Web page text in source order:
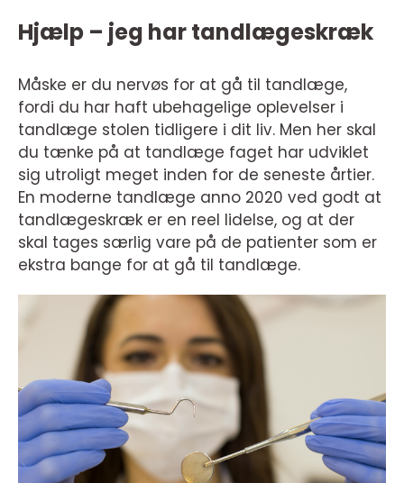
Hjælp – jeg har tandlægeskræk
Måske er du nervøs for at gå til tandlæge,
fordi du har haft ubehagelige oplevelser i
tandlæge stolen tidligere i dit liv. Men her skal
du tænke på at tandlæge faget har udviklet
sig utroligt meget inden for de seneste årtier.
En moderne tandlæge anno 2020 ved godt at
tandlægeskræk er en reel lidelse, og at der
skal tages særlig vare på de patienter som er
ekstra bange for at gå til tandlæge.